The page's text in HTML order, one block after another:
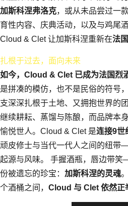
加斯科涅弗洛克，或从未品尝过一
育性内容、庆典活动，以及与鸡尾
Cloud & Clet 让加斯科涅重新在法
扎根于过去，面向未来
如今，Cloud & Clet 已成为法国烈
是拼凑的模仿，也不是民俗的符号
支深深扎根于土地、又拥抱世界的
继续耕耘、蒸馏与陈酿，而品牌本
愉悦世人。Cloud & Clet 是连接9世
顽皮修士与当代一代人之间的纽带
起源与风味。 手握酒瓶，唇边带
份被遗忘的珍宝： 加斯科涅的灵魂
个酒桶之间， Cloud 与 Clet 依然